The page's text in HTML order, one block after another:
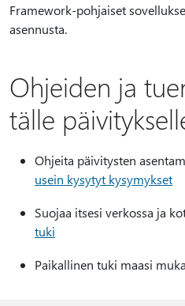
Framework-pohjaiset
asennusta.
Ohjeiden ja
tälle
Ohjeita päivitysten
usein kysytyt kysymykset
Suojaa itsesi verkossa ja
tuki
Paikallinen tuki maasi